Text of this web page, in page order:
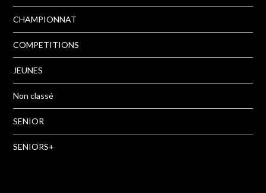
CHAMPIONNAT
COMPETITIONS
JEUNES
Non classé
SENIOR
SENIORS+